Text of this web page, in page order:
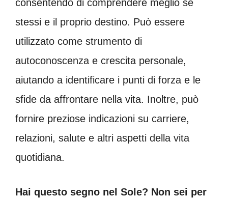
consentendo di comprendere meglio se
stessi e il proprio destino. Può essere
utilizzato come strumento di
autoconoscenza e crescita personale,
aiutando a identificare i punti di forza e le
sfide da affrontare nella vita. Inoltre, può
fornire preziose indicazioni su carriere,
relazioni, salute e altri aspetti della vita
quotidiana.
Hai questo segno nel Sole? Non sei per